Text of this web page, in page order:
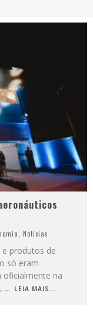
, Notícias
produtos de
só eram
oficialmente na
... LEIA MAIS...